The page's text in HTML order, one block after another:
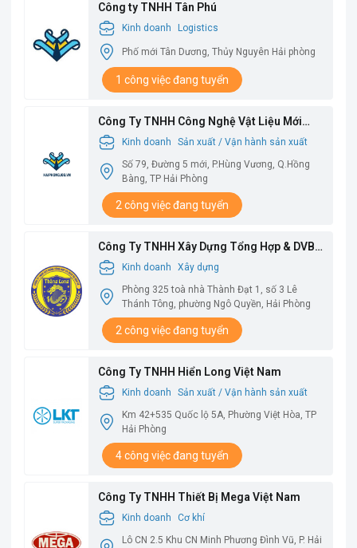
Công ty TNHH Tân Phú
Kinh doanh Logistics
Phố mới Tân Dương, Thủy Nguyên Hải phòng
1 công việc đang tuyển
Công Ty TNHH Công Nghệ Vật Liệu Mới
Babysbreath
Kinh doanh
Sản xuất / Vận hành sản xuất
Số 79, Đường 5 mới, P.Hùng Vương, Q.Hồng
Bàng, TP Hải Phòng
2 công việc đang tuyển
Công Ty TNHH Xây Dựng Tổng Hợp & DVBV
Thăng Long
Kinh doanh
Xây dựng
Phòng 325 toà nhà Thành Đạt 1, số 3 Lê
Thánh Tông, phường Ngô Quyền, Hải Phòng
2 công việc đang tuyển
Công Ty TNHH Hiển Long Việt Nam
Kinh doanh
Sản xuất / Vận hành sản xuất
Km 42+535 Quốc lộ 5A, Phường Việt Hòa, TP
Hải Phòng
4 công việc đang tuyển
Công Ty TNHH Thiết Bị Mega Việt Nam
Kinh doanh
Cơ khí
Lô CN 2.5 Khu CN Minh Phương Đình Vũ, P. Hải